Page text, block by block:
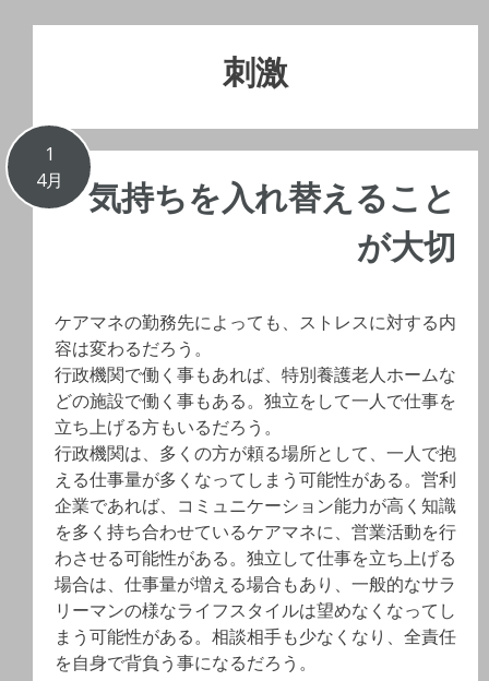
刺激
1
4月
気持ちを入れ替えること
が大切
ケアマネの勤務先によっても、ストレスに対する内
容は変わるだろう。
行政機関で働く事もあれば、特別養護老人ホームな
どの施設で働く事もある。独立をして一人で仕事を
立ち上げる方もいるだろう。
行政機関は、多くの方が頼る場所として、一人で抱
える仕事量が多くなってしまう可能性がある。営利
企業であれば、コミュニケーション能力が高く知識
を多く持ち合わせているケアマネに、営業活動を行
わさせる可能性がある。独立して仕事を立ち上げる
場合は、仕事量が増える場合もあり、一般的なサラ
リーマンの様なライフスタイルは望めなくなってし
まう可能性がある。相談相手も少なくなり、全責任
を自身で背負う事になるだろう。